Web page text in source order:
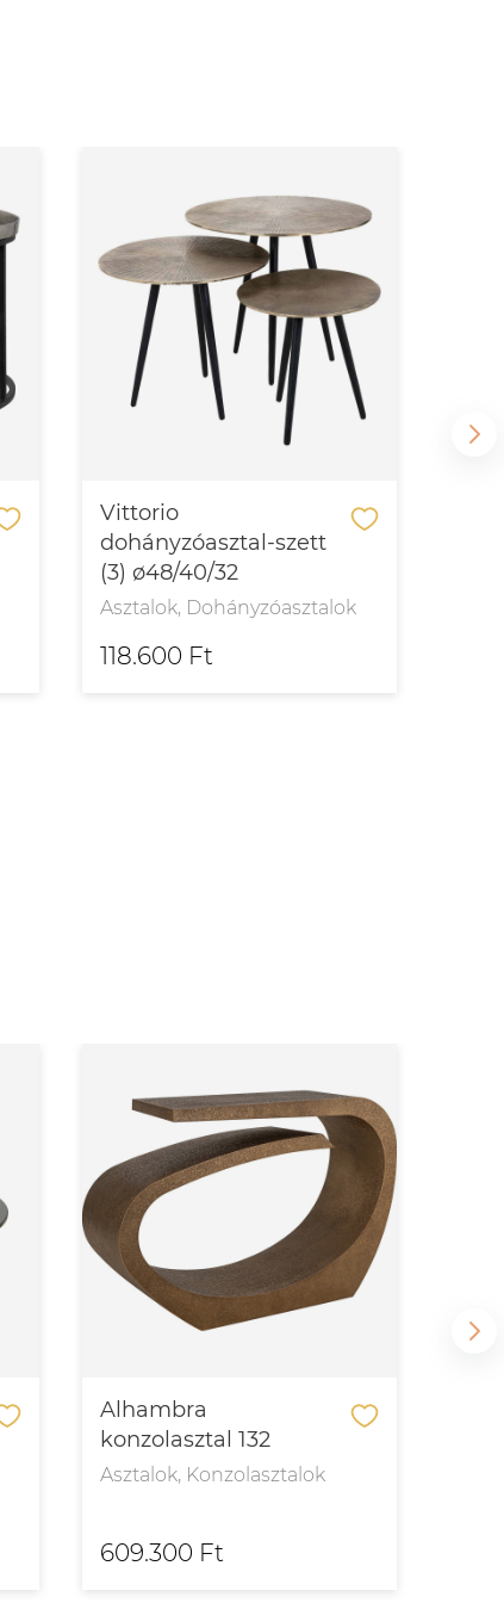
Vittorio
dohányzóasztal-szett
(3) ø48/40/32
Asztalok, Dohányzóasztalok
118.600 Ft
Alhambra
konzolasztal 132
Asztalok, Konzolasztalok
609.300 Ft